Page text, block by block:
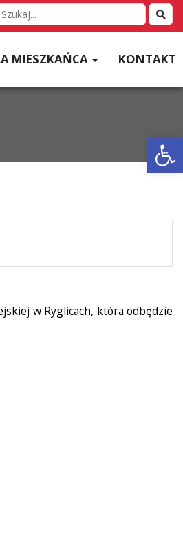
MIESZKAŃCA KONTAKT
w Ryglicach, która odbędzie